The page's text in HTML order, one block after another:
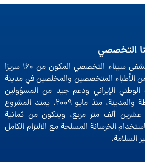
التخصصي
تم إنشاء مشروع مستشفى سيناء التخصصي المكون من 160 سريرًا
الأطباء المتخصصين والمخلصين في مدينة
الوطني الإيراني ودعم جيد من المسؤولين
المحترمين في المحافظة والمدينة، منذ مايو 2009. يمتد المشروع
ألف متر مربع، ويتكون من ثمانية
الخرسانة المسلحة مع الالتزام الكامل
السلامة.